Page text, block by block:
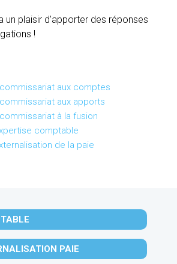
un plaisir d’apporter des réponses
!
aux comptes
aux apports
à la fusion
comptable
de la paie
PAIE